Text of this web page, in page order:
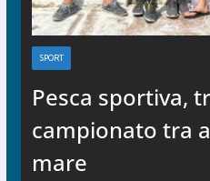
SPORT
Pesca sportiva,
campionato tra
mare